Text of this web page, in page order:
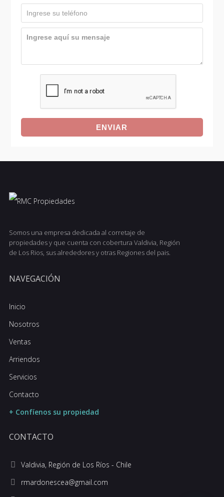
Somos una empresa dedicada al corretaje de
propiedades y que cuenta con cobertura Valdivia, Región
de Los Rios, sus alrededores y otras Regiones del pais.
NAVEGACIÓN
Inicio
Nosotros
Ventas
Arriendos
Servicios
Contacto
+ Confíenos su propiedad
CONTACTO
Valdivia, Región de Los Ríos - Chile